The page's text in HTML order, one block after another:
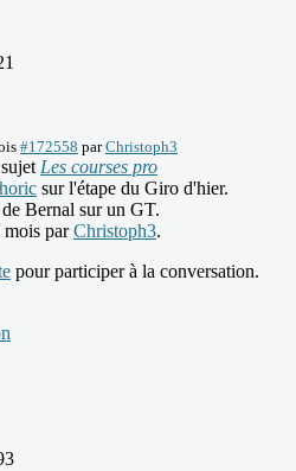
#172558 parChristoph3
Les courses pro
sur l'étape du Giro d'hier.
Bernal sur un GT.
mois parChristoph3.
pour participer à la conversation.